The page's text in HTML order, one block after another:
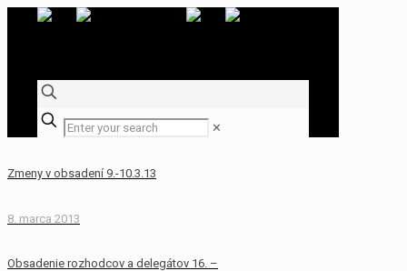
✕
Zmeny v obsadení 9.-10.3.13
8. marca 2013
Obsadenie rozhodcov a delegátov 16. –